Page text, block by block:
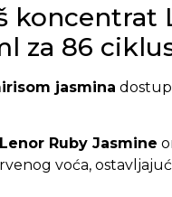
koncentrat
za 86
jasmina
Lenor Ruby Jasmine
voća,